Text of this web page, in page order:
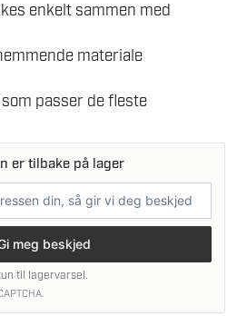
enkelt sammen med
materiale
passer de fleste
er tilbake på lager
meg beskjed
til lagervarsel.